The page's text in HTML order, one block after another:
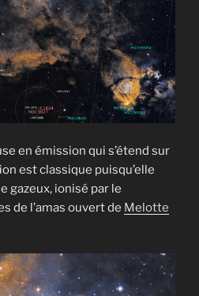
en émission qui s’étend sur
est classique puisqu’elle
gazeux, ionisé par le
de l’amas ouvert de Melotte